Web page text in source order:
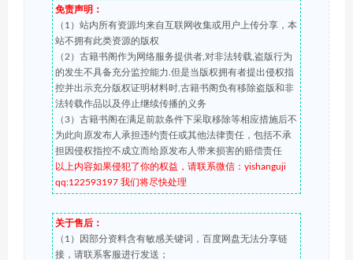
免责声明：
（1）站内所有资源均来自互联网收集或用户上传分享，本
站不拥有此类资源的版权
（2）古籍书阁作为网络服务提供者,对非法转载,盗版行为
的发生不具备充分监控能力.但是当版权拥有者提出侵权指
控并出示充分版权证明材料时,古籍书阁负有移除盗版和非
法转载作品以及停止继续传播的义务
（3）古籍书阁在满足前款条件下采取移除等相应措施后不
为此向原发布人承担违约责任或其他法律责任，包括不承
担因侵权指控不成立而给原发布人带来损害的赔偿责任
以上内容如果侵犯了你的权益，请联系微信：yishanguji
qq:122593197 我们将尽快处理
关于售后：
（1）因部分资料含有敏感关键词，百度网盘无法分享链
接，请联系客服进行发送；